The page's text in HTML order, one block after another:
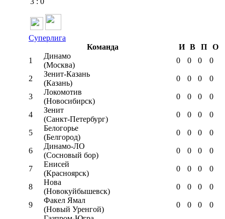
Суперлига
Команда
И В П
О
1
Динамо
(Москва)
0 0 0 0
2
Зенит-Казань
(Казань)
0 0 0 0
3
Локомотив
(Новосибирск)
0 0 0 0
4
Зенит
(Санкт-Петербург)
0 0 0 0
5
Белогорье
(Белгород)
0 0 0 0
6
Динамо-ЛО
(Сосновый бор)
0 0 0 0
7
Енисей
(Красноярск)
0 0 0 0
8
Нова
(Новокуйбышевск)
0 0 0 0
9
Факел Ямал
(Новый Уренгой)
0 0 0 0